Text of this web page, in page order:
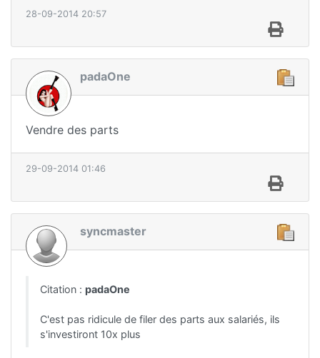
28-09-2014 20:57
padaOne
Vendre des parts
29-09-2014 01:46
syncmaster
Citation : padaOne
C'est pas ridicule de filer des parts aux salariés, ils
s'investiront 10x plus